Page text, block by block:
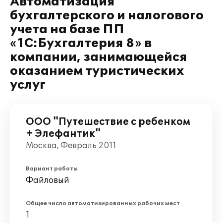
бухгалтерского и налогового
учета на базе ПП
«1С:Бухгалтерия 8» в
компании, занимающейся
оказанием туристических
услуг
ООО "Путешествие с ребенком
+ Элефантик"
Москва, Февраль 2011
Вариант работы
Файловый
Общее число автоматизированных рабочих мест
1